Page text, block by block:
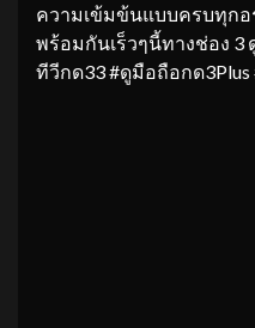
ความเข้มข้นแบบครบทุก
พร้อมกันเร็วๆนี้ทางช่อง 3
ทีวีกด33 #ดูมือถือกด3Plus